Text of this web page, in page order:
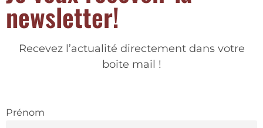
newsletter!
Recevez l’actualité directement dans votre
boite mail !
Prénom